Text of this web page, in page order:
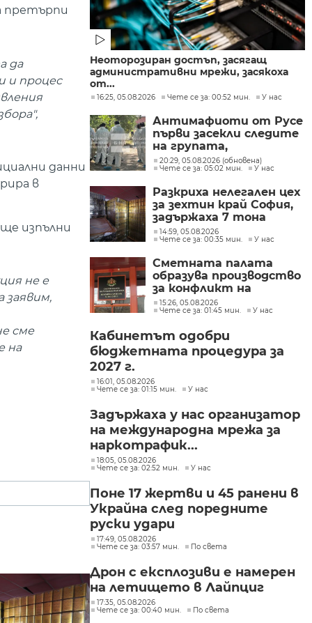
претърпи
да
и процес
данни
в
изпълни
не е
заявим,
сме
на
Неоторозиран достъп, засягащ
административни мрежи, засякоха
от...
16:25, 05.08.2026 Чете се за: 00:52 мин. У нас
Антимафиоти от Русе
първи засекли следите
на групата,
произвеждала
фентанил в София
20:29, 05.08.2026 (обновена)
Чете се за: 05:02 мин.
У нас
Разкриха нелегален цех
за зехтин край София,
задържаха 7 тона
продукт без марка
14:59, 05.08.2026
Чете се за: 00:35 мин.
У нас
Сметната палата
образува производство
за конфликт на
интереси при Делян
Пеевски
15:26, 05.08.2026
Чете се за: 01:45 мин.
У нас
Кабинетът одобри
бюджетната процедура за
2027 г.
16:01, 05.08.2026
Чете се за: 01:15 мин.
У нас
Задържаха у нас организатор
на международна мрежа за
наркотрафик...
18:05, 05.08.2026
Чете се за: 02:52 мин.
У нас
Поне 17 жертви и 45 ранени в
Украйна след поредните
руски удари
17:49, 05.08.2026
Чете се за: 03:57 мин.
По света
Дрон с експлозиви е намерен
на летището в Лайпциг
17:35, 05.08.2026
Чете се за: 00:40 мин.
По света